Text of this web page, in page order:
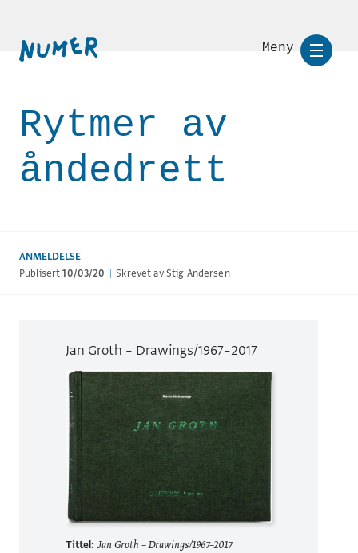
Meny
Rytmer av
åndedrett
ANMELDELSE
Publisert10/03/20 Skrevet avStig Andersen
Jan Groth – Drawings/1967–2017
Tittel: Jan Groth – Drawings/1967–2017